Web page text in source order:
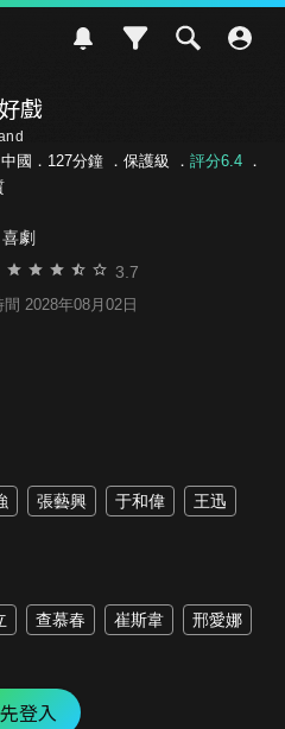
戲
國．127分鐘 ． 保護級 ． 評分6.4．
喜劇
3.7
2028年08月02日
張藝興 于和偉
王迅
查慕春 崔斯韋
邢愛娜
登入